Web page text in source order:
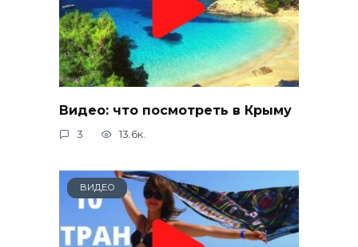
Видео: что посмотреть в Крыму
3 13.6к.
ВИДЕО